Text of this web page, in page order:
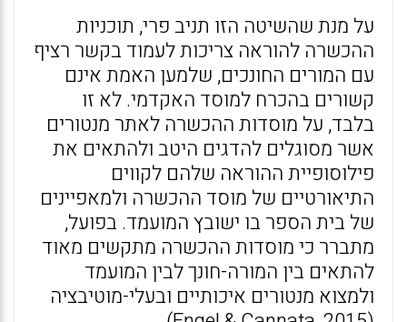
על מנת שהשיטה הזו תניב פרי, תוכניות
ההכשרה להוראה צריכות לעמוד בקשר רציף
עם המורים החונכים, שלמען האמת אינם
קשורים בהכרח למוסד האקדמי. לא זו
בלבד, על מוסדות ההכשרה לאתר מנטורים
אשר מסוגלים להדגים היטב ולהתאים את
פילוסופיית ההוראה שלהם לקווים
התיאורטיים של מוסד ההכשרה ולמאפיינים
של בית הספר בו ישובץ המועמד. בפועל,
מתברר כי מוסדות ההכשרה מתקשים מאוד
להתאים בין המורה-חונך לבין המועמד
ולמצוא מנטורים איכותיים ובעלי-מוטיבציה